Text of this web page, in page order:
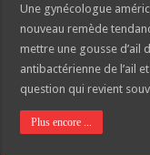
Une gynécologue
nouveau remède
mettre une gousse
antibactérienne de l’ail
question qui revient
Plus encore ...